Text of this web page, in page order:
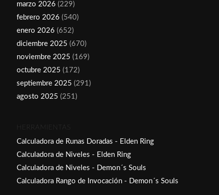
marzo 2026 (229)
febrero 2026 (540)
enero 2026 (652)
diciembre 2025 (670)
noviembre 2025 (169)
octubre 2025 (172)
septiembre 2025 (291)
agosto 2025 (251)
HERRAMIENTAS
Calculadora de Runas Doradas - Elden Ring
Calculadora de Niveles - Elden Ring
Calculadora de Niveles - Demon´s Souls
Calculadora Rango de Invocación - Demon´s Souls